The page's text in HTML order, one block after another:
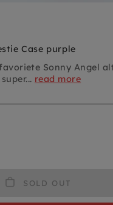
Case purple
Sonny Angel
read more
SOLD OUT